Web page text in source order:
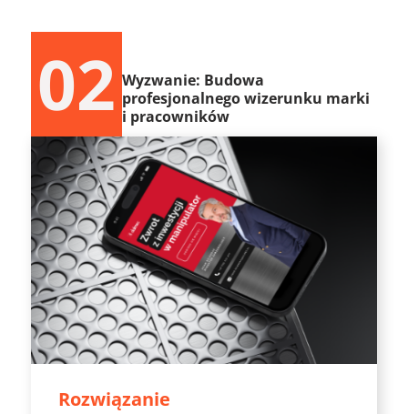
02 Wyzwanie: Budowa
profesjonalnego wizerunku marki
i pracowników
Rozwiązanie